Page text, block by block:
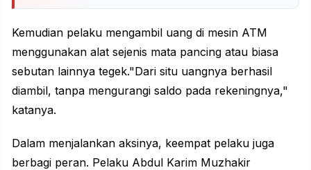
Kemudian pelaku mengambil uang di mesin ATM
menggunakan alat sejenis mata pancing atau biasa
sebutan lainnya tegek."Dari situ uangnya berhasil
diambil, tanpa mengurangi saldo pada rekeningnya,"
katanya.
Dalam menjalankan aksinya, keempat pelaku juga
berbagi peran. Pelaku Abdul Karim Muzhakir